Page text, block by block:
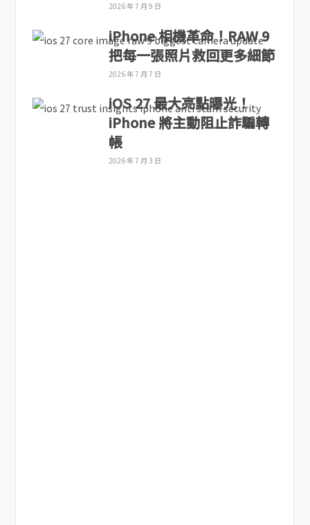
2026 年 7 月 9 日
iPhone 相機革命！RAW 9
把每一張照片救回更多細節
2026 年 7 月 7 日
iOS 27 最大亮點曝光！
iPhone 將主動阻止詐騙轉
帳
2026 年 7 月 3 日